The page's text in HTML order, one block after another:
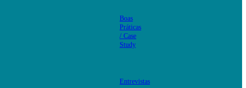
Boas
Práticas
/ Case
Study
Entrevistas